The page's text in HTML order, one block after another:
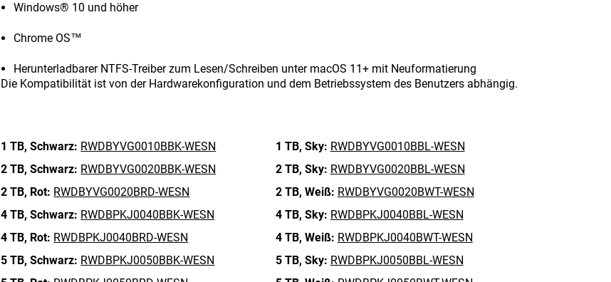
Windows® 10 und höher
Chrome OS™
Herunterladbarer NTFS-Treiber zum Lesen/Schreiben unter macOS 11+ mit Neuformatierung
Die Kompatibilität ist von der Hardwarekonfiguration und dem Betriebssystem des Benutzers abhängig.
1 TB, Schwarz: RWDBYVG0010BBK-WESN 1 TB, Sky: RWDBYVG0010BBL-WESN
2 TB, Schwarz: RWDBYVG0020BBK-WESN 2 TB, Sky: RWDBYVG0020BBL-WESN
2 TB, Rot: RWDBYVG0020BRD-WESN 2 TB, Weiß: RWDBYVG0020BWT-WESN
4 TB, Schwarz: RWDBPKJ0040BBK-WESN 4 TB, Sky: RWDBPKJ0040BBL-WESN
4 TB, Rot: RWDBPKJ0040BRD-WESN 4 TB, Weiß: RWDBPKJ0040BWT-WESN
5 TB, Schwarz: RWDBPKJ0050BBK-WESN 5 TB, Sky: RWDBPKJ0050BBL-WESN